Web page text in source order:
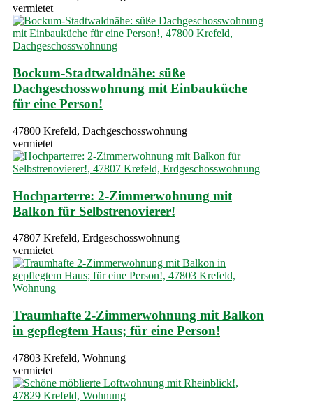
vermietet
Bockum-Stadtwaldnähe: süße
Dachgeschosswohnung mit Einbauküche
für eine Person!
47800 Krefeld, Dachgeschosswohnung
vermietet
Hochparterre: 2-Zimmerwohnung mit
Balkon für Selbstrenovierer!
47807 Krefeld, Erdgeschosswohnung
vermietet
Traumhafte 2-Zimmerwohnung mit Balkon
in gepflegtem Haus; für eine Person!
47803 Krefeld, Wohnung
vermietet